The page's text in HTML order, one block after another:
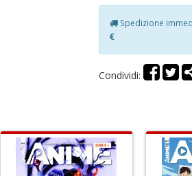
Spedizione
€
Condividi: